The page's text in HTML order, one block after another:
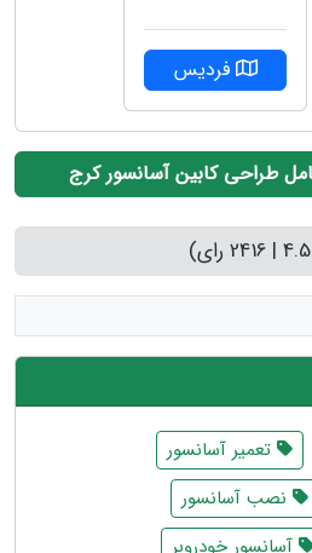
فردیس
طراحی کابین آسانسور کرج
تعمیر آسانسور
نصب آسانسور